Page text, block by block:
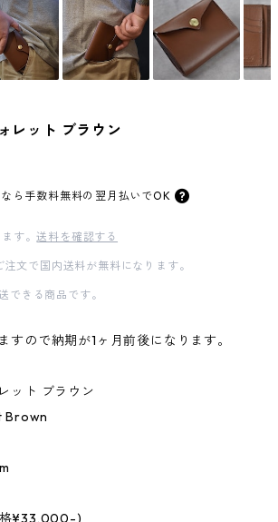
レット ブラウン
なら 手数料無料の 翌月払いでOK
す。送料を確認する
文で国内送料が無料になります。
できる商品です。
ので納期が1ヶ月前後になります。
ット ブラウン
Brown
¥33,000-)